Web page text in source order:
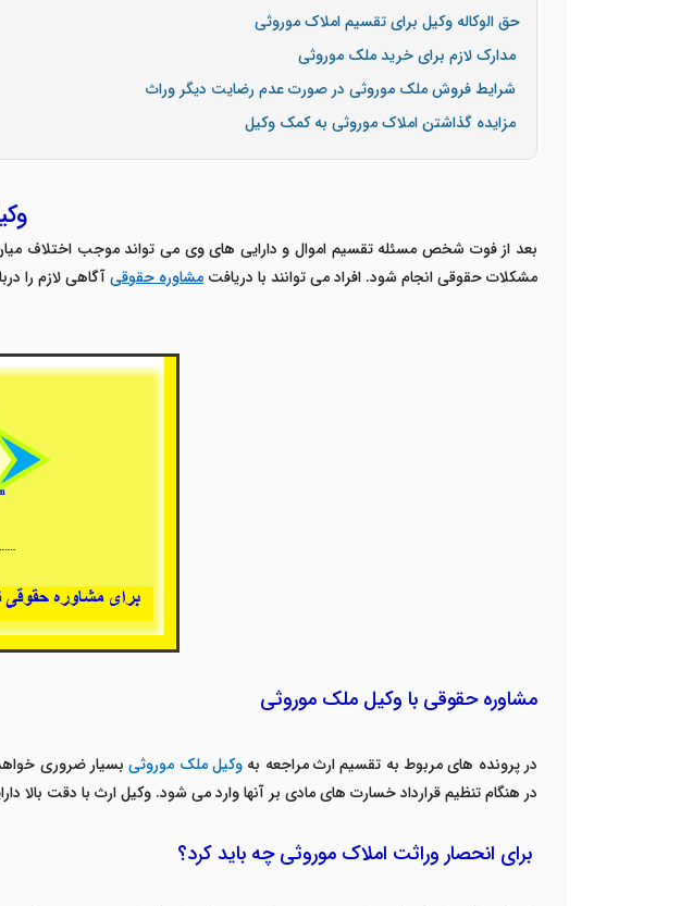
حق الوکاله وکیل برای تقسیم املاک موروثی
مدارک لازم برای خرید ملک موروثی
شرایط فروش ملک موروثی در صورت عدم رضایت دیگر وراث
مزایده گذاشتن املاک موروثی به کمک وکیل
بعد از فوت شخص مسئله تقسیم اموال و دارایی های وی می تواند موجب اختلاف
مشکلات حقوقی انجام شود. افراد می توانند با دریافت مشاوره حقوقیآگاهی لازم را
مشاوره حقوقی با وکیل ملک موروثی
در پرونده های مربوط به تقسیم ارث مراجعه به وکیل ملک موروثیبسیار ضروری
در هنگام تنظیم قرارداد خسارت های مادی بر آنها وارد می شود. وکیل ارث با دقت
برای انحصار وراثت املاک موروثی چه باید کرد؟